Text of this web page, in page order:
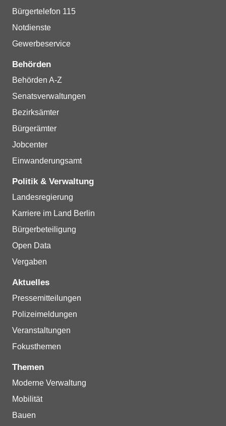
Bürgertelefon 115
Notdienste
Gewerbeservice
Behörden
Behörden A-Z
Senatsverwaltungen
Bezirksämter
Bürgerämter
Jobcenter
Einwanderungsamt
Politik & Verwaltung
Landesregierung
Karriere im Land Berlin
Bürgerbeteiligung
Open Data
Vergaben
Aktuelles
Pressemitteilungen
Polizeimeldungen
Veranstaltungen
Fokusthemen
Themen
Moderne Verwaltung
Mobilität
Bauen